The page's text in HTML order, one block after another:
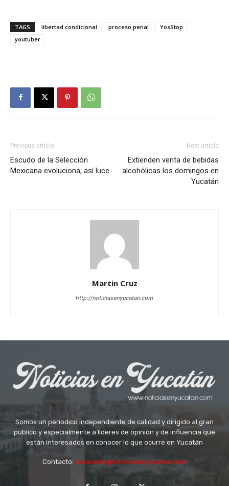
TAGS libertad condicional proceso penal
YosStop
youtuber
Previous article
Escudo de la Selección
Mexicana evoluciona; así luce
Next article
Extienden venta de bebidas
alcohólicas los domingos en
Yucatán
Martin Cruz
http://noticiasenyucatan.com
Somos un periodico independiente de calidad y dirigido al gran
público y especialmente a líderes de opinión y de influencia que
están interesados en conocer lo que ocurre en Yucatán
Contacto: redaccion@noticiasenyucatan.com